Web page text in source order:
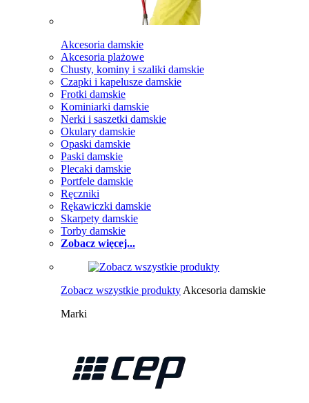
Akcesoria damskie
Akcesoria plażowe
Chusty, kominy i szaliki damskie
Czapki i kapelusze damskie
Frotki damskie
Kominiarki damskie
Nerki i saszetki damskie
Okulary damskie
Opaski damskie
Paski damskie
Plecaki damskie
Portfele damskie
Ręczniki
Rękawiczki damskie
Skarpety damskie
Torby damskie
Zobacz więcej...
Zobacz wszystkie produkty Akcesoria damskie
Marki